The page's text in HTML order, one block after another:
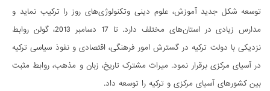
توسعه شکل جدید آموزش، علوم دینی وتکنولوژی­‌های روز را ترکیب نماید و
مدارس زیادی در استان­‌های مختلف دارد. تا 17 دسامبر 2013، گولن روابط
نزدیکی با دولت ترکیه در گسترش امور فرهنگی، اقتصادی و نفوذ سیاسی ترکیه
در آسیای مرکزی برقرار نمود. میراث مشترک تاریخ، زبان و مذهب، روابط مثبت
بین کشورهای آسیای مرکزی و ترکیه را توسعه داد.